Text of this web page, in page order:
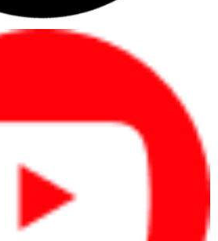
RTX 3050 4GB GDDR6, Boost Clock
có khả năng chơi game tốt. Máy có thể
đồ họa cao như PUBG, GTA V, và Red
năng đáp ứng tốt đa tác vụ, IdeaPad
tuyệt vời cho những người dùng muốn
năng và đáp ứng được nhiều nhu cầu sử
3 được trang bị một số cổng kết nối
dễ dàng kết nối với các thiết bị khác nhau.